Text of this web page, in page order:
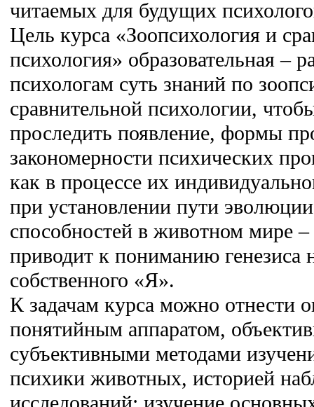
читаемых для будущих
Цель курса «Зоопсихология и
психология» образовательная –
психологам суть знаний по
сравнительной психологии,
проследить появление, формы
закономерности психических
как в процессе их
при установлении пути
способностей в животном мире
приводит к пониманию генезиса
собственного «Я».
К задачам курса можно отнести
понятийным аппаратом,
субъективными методами
психики животных, историей